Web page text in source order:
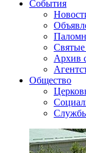
События
Архив
Общество